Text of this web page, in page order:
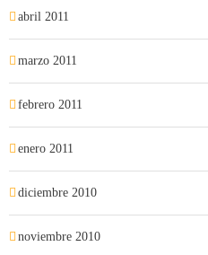
abril 2011
marzo 2011
febrero 2011
enero 2011
diciembre 2010
noviembre 2010